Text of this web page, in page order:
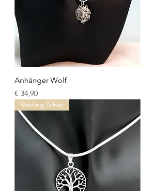
Anhänger Wolf
Preis
€ 34,90
Sterling Silber